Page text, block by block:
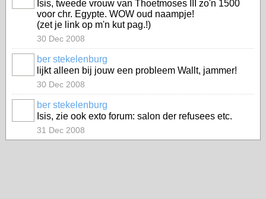
Isis, tweede vrouw van Thoetmoses III zo'n 1500
voor chr. Egypte. WOW oud naampje!
(zet je link op m'n kut pag.!)
30 Dec 2008
ber stekelenburg
lijkt alleen bij jouw een probleem Wallt, jammer!
30 Dec 2008
ber stekelenburg
Isis, zie ook exto forum: salon der refusees etc.
31 Dec 2008